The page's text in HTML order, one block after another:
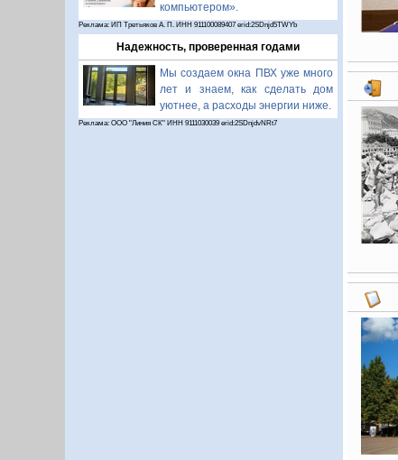
компьютером».
Реклама: ИП Третьяков А. П. ИНН 911100089407 erid:2SDnjd5TWYb
Надежность, проверенная годами
Мы создаем окна ПВХ уже много
лет и знаем, как сделать дом
уютнее, а расходы энергии ниже.
Реклама: ООО "Линия СК" ИНН 9111030039 erid:2SDnjdvNRt7